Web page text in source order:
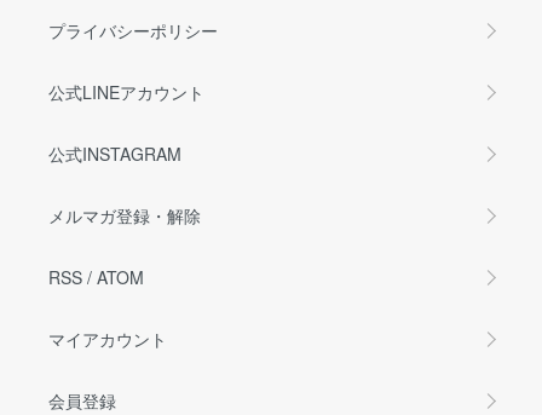
プライバシーポリシー
公式LINEアカウント
公式INSTAGRAM
メルマガ登録・解除
RSS / ATOM
マイアカウント
会員登録